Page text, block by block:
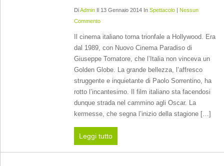
DiAdminIl 13 Gennaio 2014 In Spettacolo| Nessun
Commento
Il cinema italiano torna trionfale a Hollywood. Era
dal 1989, con Nuovo Cinema Paradiso di
Giuseppe Tornatore, che l’Italia non vinceva un
Golden Globe. La grande bellezza, l’affresco
struggente e inquietante di Paolo Sorrentino, ha
rotto l’incantesimo. Il film italiano sta facendosi
dunque strada nel cammino agli Oscar. La
kermesse, che segna l’inizio della stagione […]
Leggi tutto